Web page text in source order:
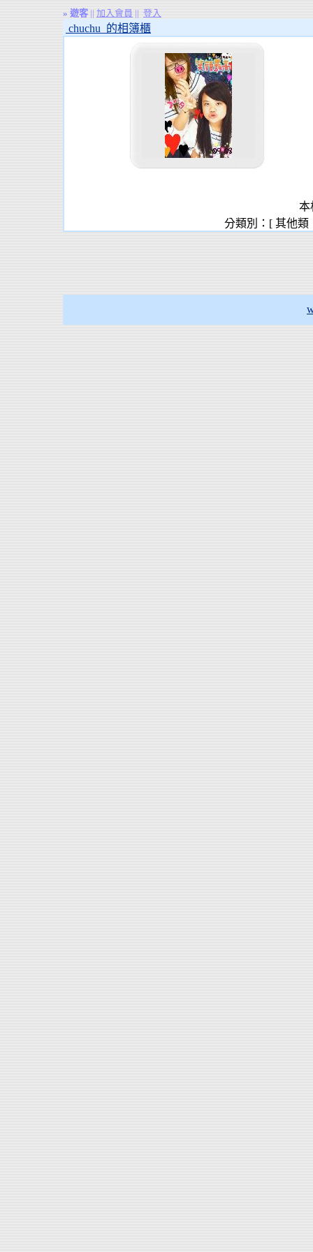
» 遊客 || 加入會員 || 登入
chuchu 的相簿櫃
本
分類別：[ 其他類